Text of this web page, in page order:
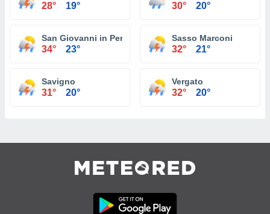
28° 19° 30° 20°
San Giovanni in Persiceto
34° 23°
Sasso Marconi
32° 21°
Savigno
31° 20°
Vergato
32° 20°